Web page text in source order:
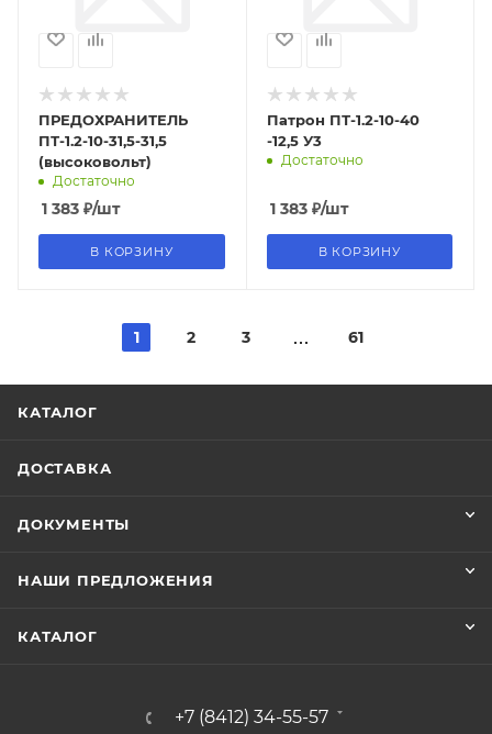
ПРЕДОХРАНИТЕЛЬ
ПТ-1.2-10-31,5-31,5
(высоковольт)
Достаточно
1 383 ₽/шт
В КОРЗИНУ
Патрон ПТ-1.2-10-40
-12,5 У3
Достаточно
1 383₽/шт
В КОРЗИНУ
1 2 3 61
КАТАЛОГ
ДОСТАВКА
ДОКУМЕНТЫ
НАШИ ПРЕДЛОЖЕНИЯ
КАТАЛОГ
+7 (8412) 34-55-57